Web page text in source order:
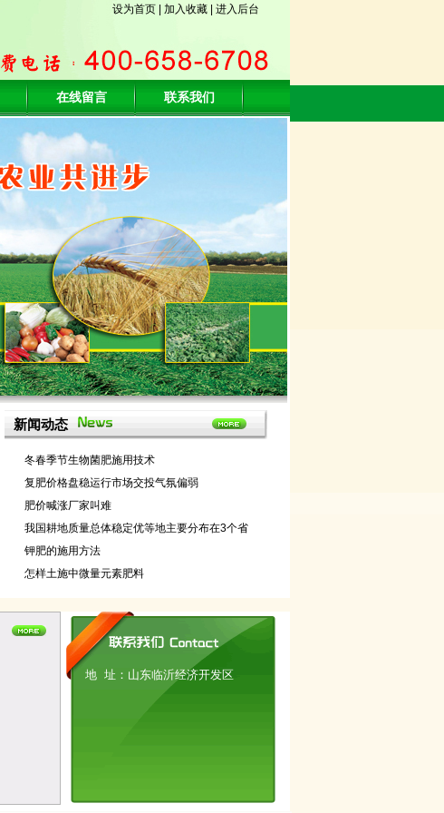
设为首页 加入收藏 进入后台
在线留言 联系我们
新闻动态
冬春季节生物菌肥施用技术
复肥价格盘稳运行市场交投气氛偏弱
肥价喊涨厂家叫难
我国耕地质量总体稳定优等地主要分布在3个省
钾肥的施用方法
怎样土施中微量元素肥料
地 址：山东临沂经济开发区